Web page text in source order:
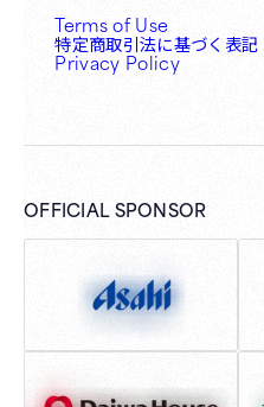
Terms of Use
特定商取引法に基づく表記
Privacy Policy
OFFICIAL SPONSOR